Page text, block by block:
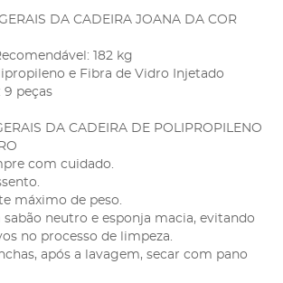
DA CADEIRA JOANA DA COR
182 kg
e Fibra de Vidro Injetado
9 peças
DA CADEIRA DE POLIPROPILENO
com cuidado.
máximo de peso.
neutro e esponja macia, evitando
no processo de limpeza.
após a lavagem, secar com pano